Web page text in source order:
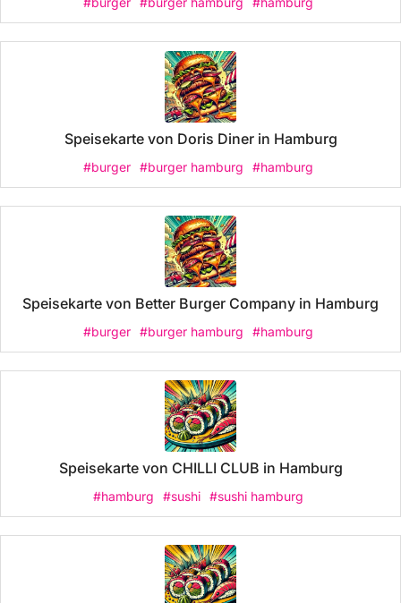
Speisekarte von Doris Diner in Hamburg
#burger #burger hamburg #hamburg
Speisekarte von Better Burger Company in Hamburg
#burger #burger hamburg #hamburg
Speisekarte von CHILLI CLUB in Hamburg
#hamburg #sushi #sushi hamburg